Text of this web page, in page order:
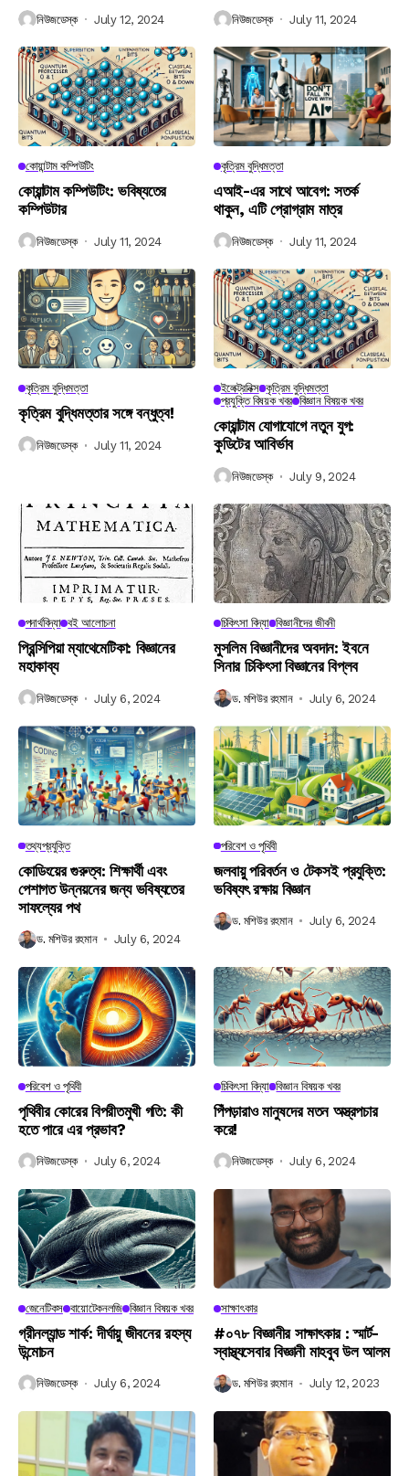
নিউজডেস্ক July 12, 2024 নিউজডেস্ক July 11, 2024
কোয়ান্টাম কম্পিউটিং
কোয়ান্টাম কম্পিউটিং: ভবিষ্যতের
কম্পিউটার
নিউজডেস্ক July 11, 2024
কৃত্রিম বুদ্ধিমত্তা
এআই-এর সাথে আবেগ: সতর্ক
থাকুন, এটি প্রোগ্রাম মাত্র
নিউজডেস্ক July 11, 2024
কৃত্রিম বুদ্ধিমত্তা
কৃত্রিম বুদ্ধিমত্তার সঙ্গে বন্ধুত্ব!
নিউজডেস্ক July 11, 2024
ইলেক্ট্রনিক্স কৃত্রিম বুদ্ধিমত্তা
প্রযুক্তি বিষয়ক খবর বিজ্ঞান বিষয়ক খবর
কোয়ান্টাম যোগাযোগে নতুন যুগ:
কুডিটের আবির্ভাব
নিউজডেস্ক July 9, 2024
পদার্থবিদ্যা বই আলোচনা
প্রিন্সিপিয়া ম্যাথেমেটিকা: বিজ্ঞানের
মহাকাব্য
নিউজডেস্ক July 6, 2024
চিকিৎসা বিদ্যা বিজ্ঞানীদের জীবনী
মুসলিম বিজ্ঞানীদের অবদান: ইবনে
সিনার চিকিৎসা বিজ্ঞানের বিপ্লব
ড. মশিউর রহমান July 6, 2024
তথ্যপ্রযুক্তি
কোডিংয়ের গুরুত্ব: শিক্ষার্থী এবং
পেশাগত উন্নয়নের জন্য ভবিষ্যতের
সাফল্যের পথ
ড. মশিউর রহমান July 6, 2024
পরিবেশ ও পৃথিবী
জলবায়ু পরিবর্তন ও টেকসই প্রযুক্তি:
ভবিষ্যৎ রক্ষায় বিজ্ঞান
ড. মশিউর রহমান July 6, 2024
পরিবেশ ও পৃথিবী
পৃথিবীর কোরের বিপরীতমুখী গতি: কী
হতে পারে এর প্রভাব?
নিউজডেস্ক July 6, 2024
চিকিৎসা বিদ্যা বিজ্ঞান বিষয়ক খবর
পিঁপড়ারাও মানুষদের মতন অস্ত্রপচার
করে!
নিউজডেস্ক July 6, 2024
জেনেটিকস বায়োটেকনলজি বিজ্ঞান বিষয়ক খবর
গ্রীনল্যান্ড শার্ক: দীর্ঘায়ু জীবনের রহস্য
উন্মোচন
নিউজডেস্ক July 6, 2024
সাক্ষাৎকার
#০৭৮ বিজ্ঞানীর সাক্ষাৎকার : স্মার্ট-
স্বাস্থ্যসেবার বিজ্ঞানী মাহবুব উল আলম
ড. মশিউর রহমান July 12, 2023